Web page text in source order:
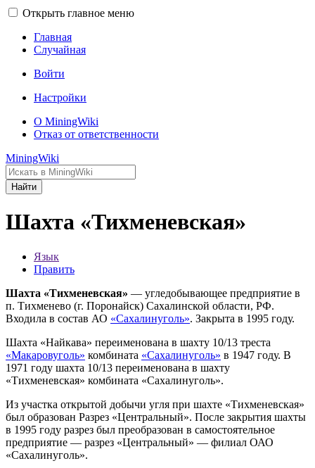
Открыть главное меню
Главная
Случайная
Войти
Настройки
О MiningWiki
Отказ от ответственности
MiningWiki
Найти
Шахта «Тихменевская»
Язык
Править
Шахта «Тихменевская» — угледобывающее предприятие в
п. Тихменево (г. Поронайск) Сахалинской области, РФ.
Входила в состав АО «Сахалинуголь». Закрыта в 1995 году.
Шахта «Найкава» переименована в шахту 10/13 треста
«Макаровуголь» комбината «Сахалинуголь» в 1947 году. В
1971 году шахта 10/13 переименована в шахту
«Тихменевская» комбината «Сахалинуголь».
Из участка открытой добычи угля при шахте «Тихменевская»
был образован Разрез «Центральный». После закрытия шахты
в 1995 году разрез был преобразован в самостоятельное
предприятие — разрез «Центральный» — филиал ОАО
«Сахалинуголь».